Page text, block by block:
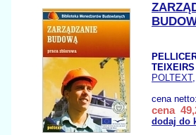
POLTEXT
cena
cena
dodaj do